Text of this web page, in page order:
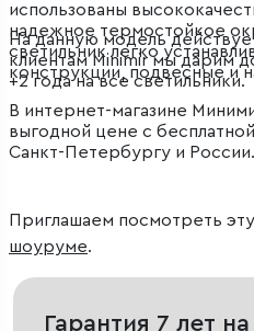
использованы
надежное термостойкое
светильник легко
конструкции, подвесные и
На данную модель
клиентам Minimir мы дарим
+2 года на все светильники.
В интернет-магазине
выгодной цене с
Санкт-Петербургу и России.
Приглашаем посмотреть
шоуруме.
Гарантия 7 лет на